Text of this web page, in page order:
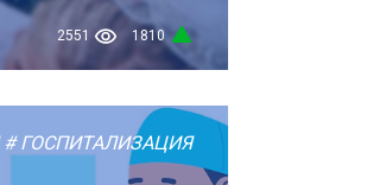
2551 1810
# ГОСПИТАЛИЗАЦИЯ